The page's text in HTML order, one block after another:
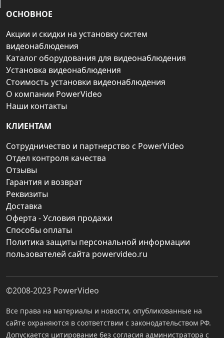
ОСНОВНОЕ
Акции и скидки на установку систем
видеонаблюдения
Каталог оборудования для видеонаблюдения
Установка видеонаблюдения
Стоимость установки видеонаблюдения
О компании PowerVideo
Наши контакты
КЛИЕНТАМ
Сотрудничество и партнерство с PowerVideo
Отдел контроля качества
Отзывы
Гарантия и возврат
Реквизиты
Доставка
Оферта - Условия продажи
Способы оплаты
Политика защиты персональной информации
пользователей сайта powervideo.ru
©2008-2023 PowerVideo
Все права на материалы и новости, опубликованные на
сайте охраняются в соответствии с законодательством РФ.
Допускается цитирование без согласия администратора с